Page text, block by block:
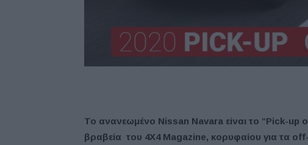
Το ανανεωμένο Nissan Navara είναι το “Pick-up
βραβεία του 4X4 Magazine, κορυφαίου για τα